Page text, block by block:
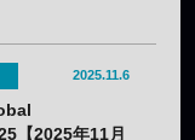
2025.11.6
【2025年11月